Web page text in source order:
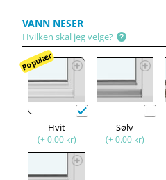
VANN NESER
Hvilken skal jeg velge?
Populær
Hvit
(+ 0.00 kr)
Sølv
(+ 0.00 kr)